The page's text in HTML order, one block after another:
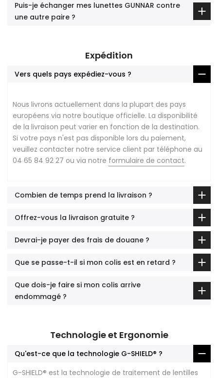
Puis-je échanger mes lunettes GUNNAR contre
une autre paire ?
Expédition
Vers quels pays expédiez-vous ?
Nous livrons actuellement dans la plupart des pays
européens via notre boutique officielle. La disponibilité
de la livraison peut varier en fonction de la destination.
Si votre pays n'est pas disponible lors du paiement,
veuillez contacter notre service client par téléphone au
04 65 84 92 27 ou via notre formulaire de contact.
Combien de temps prend la livraison ?
Offrez-vous la livraison gratuite ?
Devrai-je payer des frais de douane ?
Que se passe-t-il si mon colis est en retard ?
Que dois-je faire si mon colis arrive
endommagé ?
Technologie et Ergonomie
Qu'est-ce que la technologie G-SHIELD® ?
G-SHIELD® est la technologie de traitement de lentilles